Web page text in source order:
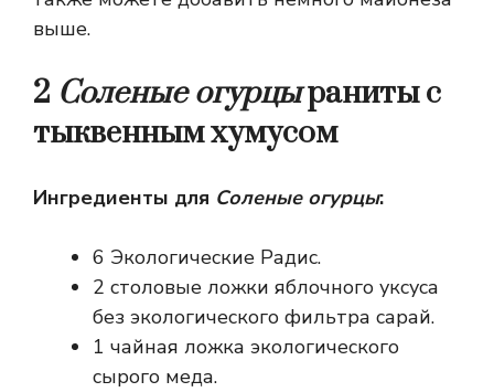
выше.
2 Соленые огурцыраниты с
тыквенным хумусом
Ингредиенты для Соленые огурцы:
6 Экологические Радис.
2 столовые ложки яблочного уксуса
без экологического фильтра сарай.
1 чайная ложка экологического
сырого меда.